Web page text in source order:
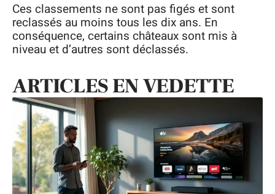
Ces classements ne sont pas figés et sont
reclassés au moins tous les dix ans. En
conséquence, certains châteaux sont mis à
niveau et d’autres sont déclassés.
ARTICLES EN VEDETTE